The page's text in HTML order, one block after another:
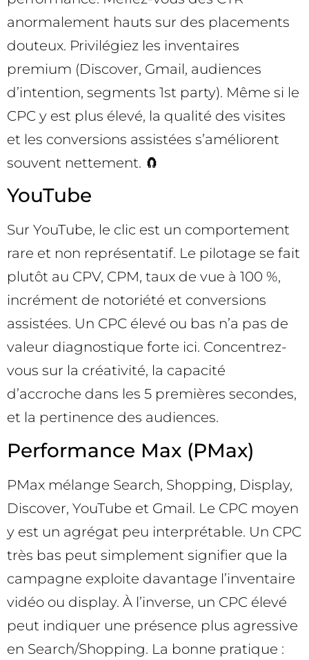
anormalement hauts sur des placements
douteux. Privilégiez les inventaires
premium (Discover, Gmail, audiences
d’intention, segments 1st party). Même si le
CPC y est plus élevé, la qualité des visites
et les conversions assistées s’améliorent
souvent nettement. 🧲
YouTube
Sur YouTube, le clic est un comportement
rare et non représentatif. Le pilotage se fait
plutôt au CPV, CPM, taux de vue à 100 %,
incrément de notoriété et conversions
assistées. Un CPC élevé ou bas n’a pas de
valeur diagnostique forte ici. Concentrez-
vous sur la créativité, la capacité
d’accroche dans les 5 premières secondes,
et la pertinence des audiences.
Performance Max (PMax)
PMax mélange Search, Shopping, Display,
Discover, YouTube et Gmail. Le CPC moyen
y est un agrégat peu interprétable. Un CPC
très bas peut simplement signifier que la
campagne exploite davantage l’inventaire
vidéo ou display. À l’inverse, un CPC élevé
peut indiquer une présence plus agressive
en Search/Shopping. La bonne pratique :